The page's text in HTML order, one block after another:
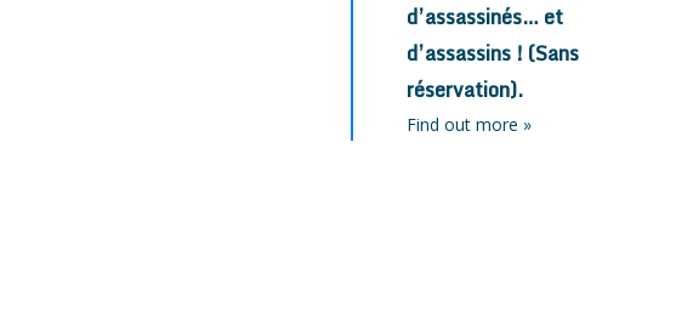
d’assassinés… et
d’assassins ! (Sans
réservation).
Find out more »